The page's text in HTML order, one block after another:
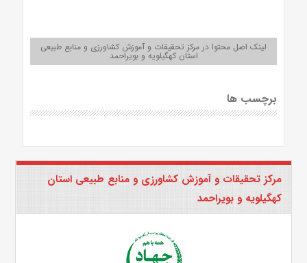
لینک اصل محتوا در مرکز تحقیقات و آموزش کشاورزی و منابع طبیعی
استان کهگیلویه و بویراحمد
برچسب ها
مرکز تحقیقات و آموزش کشاورزی و منابع طبیعی استان
کهگیلویه و بویراحمد